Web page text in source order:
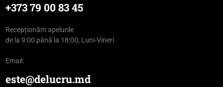
+373 79 00 83 45
Recepționăm apelurile
de la 9:00 până la 18:00, Luni-Vineri
Email:
este@delucru.md